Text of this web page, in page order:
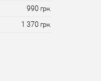
990 грн.
1 370 грн.